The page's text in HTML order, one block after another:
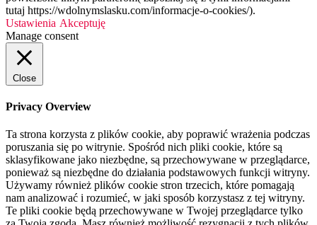
tutaj https://wdolnymslasku.com/informacje-o-cookies/).
Ustawienia Akceptuję
Manage consent
Close
Privacy Overview
Ta strona korzysta z plików cookie, aby poprawić wrażenia podczas
poruszania się po witrynie. Spośród nich pliki cookie, które są
sklasyfikowane jako niezbędne, są przechowywane w przeglądarce,
ponieważ są niezbędne do działania podstawowych funkcji witryny.
Używamy również plików cookie stron trzecich, które pomagają
nam analizować i rozumieć, w jaki sposób korzystasz z tej witryny.
Te pliki cookie będą przechowywane w Twojej przeglądarce tylko